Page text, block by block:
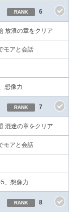
RANK 6
放浪の章をクリア
モアと会話
想像力
RANK 7
混迷の章をクリア
モアと会話
、想像力
RANK 8